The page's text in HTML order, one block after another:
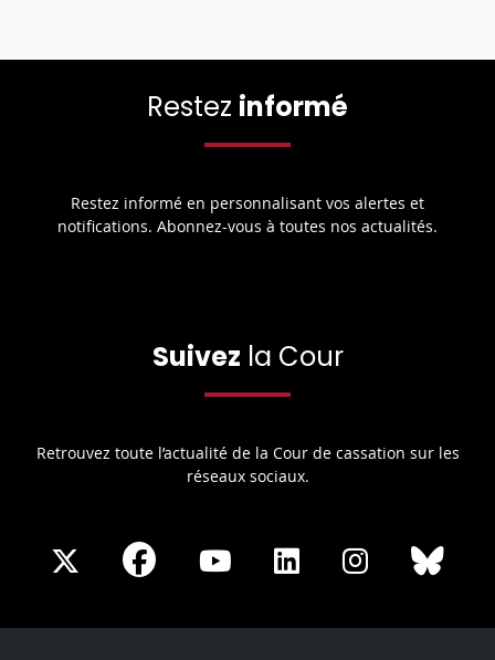
Restez informé
Restez informé en personnalisant vos alertes et
notifications. Abonnez-vous à toutes nos actualités.
Suivez la Cour
Retrouvez toute l’actualité de la Cour de cassation sur les
réseaux sociaux.
Share
X
Share
Facebook
Share
Youtube
Share
LinkedIn
Share
Instagram